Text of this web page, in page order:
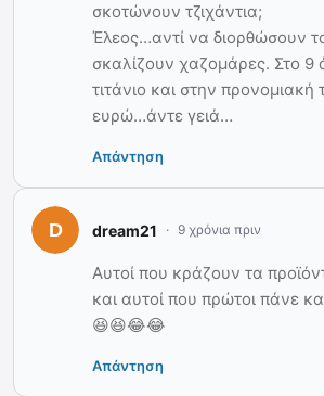
σκοτώνουν τζιχάντια;
Έλεος…αντί να διορθώσουν
σκαλίζουν χαζομάρες. Στο 9
τιτάνιο και στην προνομιακή
ευρώ…άντε γειά…
Απάντηση
dream21 9 χρόνια πριν
Αυτοί που κράζουν τα
και αυτοί που πρώτοι πάνε
😆😆😂😂
Απάντηση